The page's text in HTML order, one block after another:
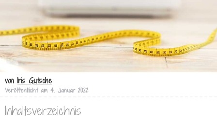
von Iris Gutsche
Veröffentlicht am 4. Januar 2022
Inhaltsverzeichnis